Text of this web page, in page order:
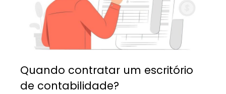
Quando contratar um escritório
de contabilidade?